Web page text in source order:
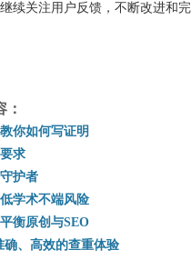
续关注用户反馈，不断改进和
你如何写证明
求
护者
学术不端风险
衡原创与SEO
、高效的查重体验